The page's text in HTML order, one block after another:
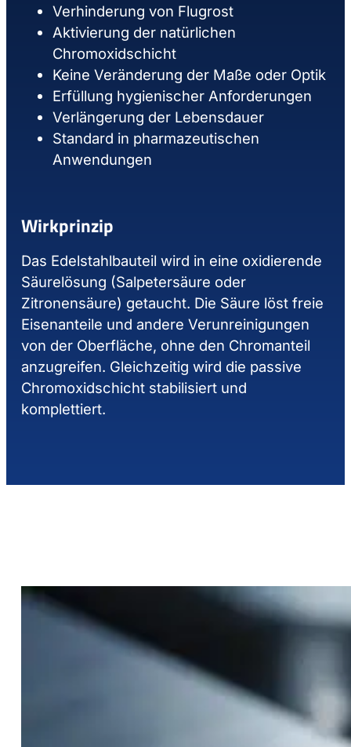
Verhinderung von Flugrost
Aktivierung der natürlichen
Chromoxidschicht
Keine Veränderung der Maße oder Optik
Erfüllung hygienischer Anforderungen
Verlängerung der Lebensdauer
Standard in pharmazeutischen
Anwendungen
Wirkprinzip
Das Edelstahlbauteil wird in eine oxidierende
Säurelösung (Salpetersäure oder
Zitronensäure) getaucht. Die Säure löst freie
Eisenanteile und andere Verunreinigungen
von der Oberfläche, ohne den Chromanteil
anzugreifen. Gleichzeitig wird die passive
Chromoxidschicht stabilisiert und
komplettiert.